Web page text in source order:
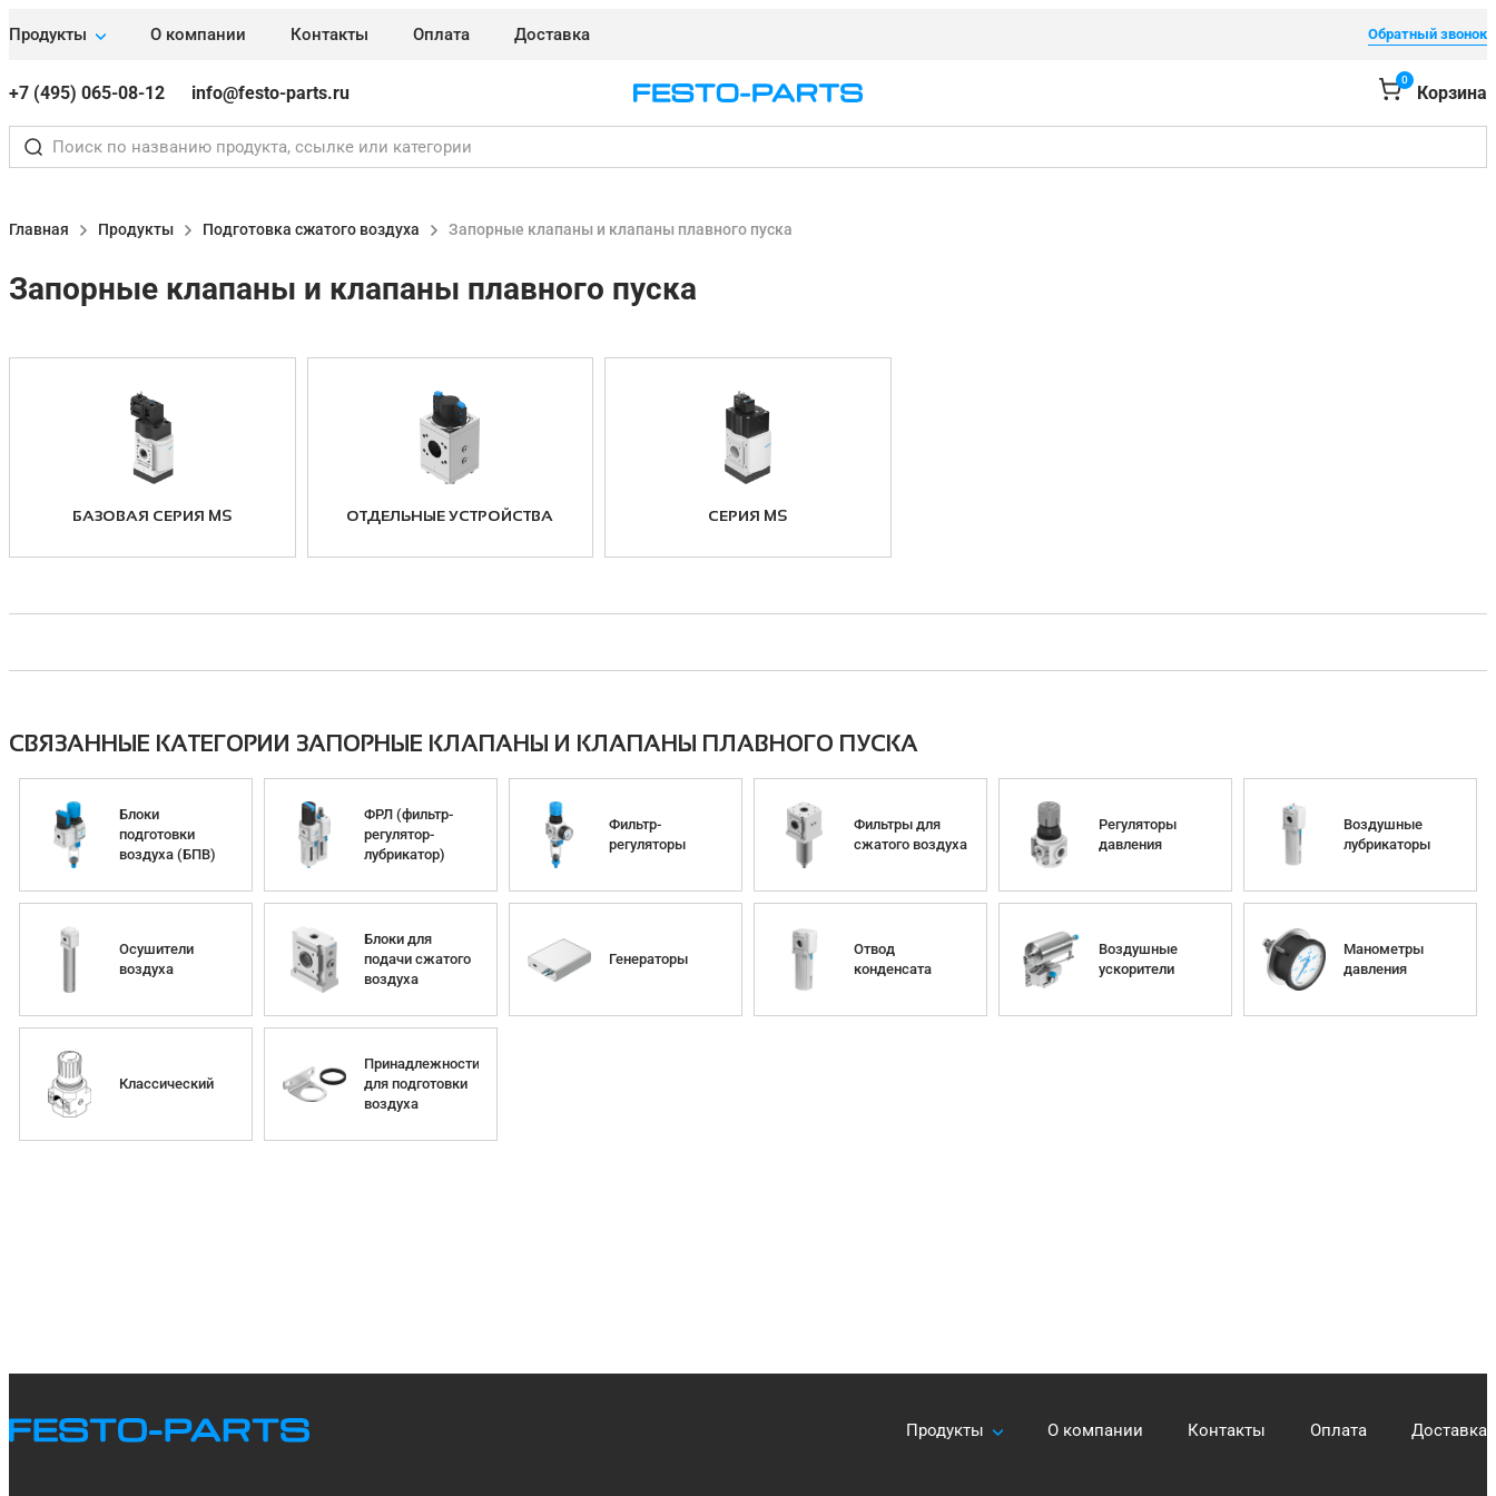
Продукты О компании Контакты Оплата Доставка Обратный звонок
+7 (495) 065-08-12 info@festo-parts.ru
0
Корзина
Главная Продукты Подготовка сжатого воздуха Запорные клапаны и клапаны плавного пуска
Запорные клапаны и клапаны плавного пуска
БАЗОВАЯ СЕРИЯ MS ОТДЕЛЬНЫЕ УСТРОЙСТВА СЕРИЯ MS
СВЯЗАННЫЕ КАТЕГОРИИ ЗАПОРНЫЕ КЛАПАНЫ И КЛАПАНЫ ПЛАВНОГО ПУСКА
Блоки
подготовки
воздуха (БПВ)
ФРЛ (фильтр-
регулятор-
лубрикатор)
Фильтр-
регуляторы
Фильтры для
сжатого воздуха
Регуляторы
давления
Воздушные
лубрикаторы
Осушители
воздуха
Блоки для
подачи сжатого
воздуха
Генераторы
Отвод
конденсата
Воздушные
ускорители
Манометры
давления
Классический
Принадлежности
для подготовки
воздуха
Продукты О компании Контакты Оплата Доставка